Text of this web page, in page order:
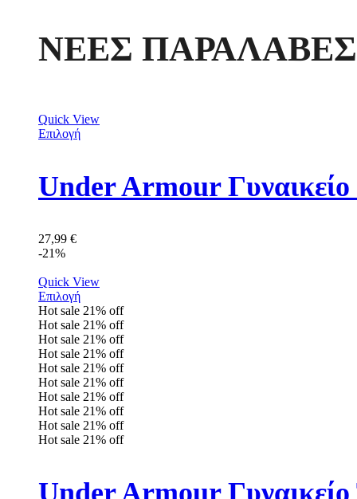
ΝΕΕΣ ΠΑΡΑΛΑΒΕΣ
Quick View
Επιλογή
Under Armour
27,99 €
-21%
Quick View
Επιλογή
Hot sale 21% off
Hot sale 21% off
Hot sale 21% off
Hot sale 21% off
Hot sale 21% off
Hot sale 21% off
Hot sale 21% off
Hot sale 21% off
Hot sale 21% off
Hot sale 21% off